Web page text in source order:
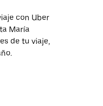
con Uber
María
de tu viaje,